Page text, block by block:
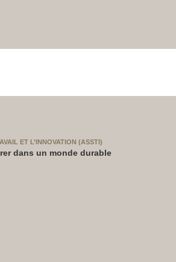
ET L’INNOVATION (ASSTI)
dans un monde durable